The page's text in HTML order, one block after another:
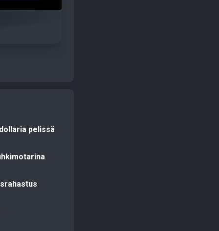
pelissä